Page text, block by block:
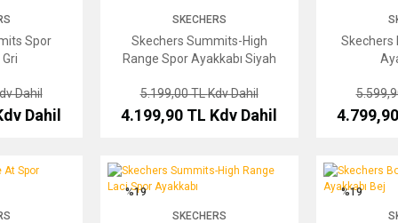
Spor
Dahil
Dahil
SKECHERS
Skechers Summits-High
Range Spor Ayakkabı Siyah
5.199,00 TLKdv Dahil
4.199,90 TL Kdv Dahil
Skechers
Ayakkabı Gri
Skechers Summits-High Range Laci Spor Ayakkabı
%19
SKECHERS
Skechers
%19